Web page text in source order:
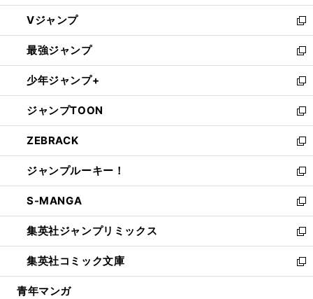
ウ
ィ
ン
ド
ウ
で
開
く
し
い
ウ
ィ
ン
ド
ウ
で
開
く
Vジャンプ
新
し
い
ウ
ィ
ン
ド
ウ
で
開
く
最強ジャンプ
新
し
い
ウ
ィ
ン
ド
ウ
で
開
く
少年ジャンプ+
新
し
い
ウ
ィ
ン
ド
ウ
で
開
く
ジャンプTOON
新
し
い
ウ
ィ
ン
ド
ウ
で
開
く
ZEBRACK
新
し
い
ウ
ィ
ン
ド
ウ
で
開
ジャンプルーキー！
新
し
い
ウ
ィ
ン
ド
ウ
S-MANGA
新
し
い
ウ
ィ
ン
集英社ジャンプリミックス
新
し
い
ウ
集英社コミック文庫
新
し
青年マンガ